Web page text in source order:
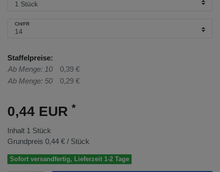
CH/FR
Staffelpreise:
Ab Menge: 10
0,39 €
Ab Menge: 50
0,29 €
0,44 EUR *
Inhalt 1 Stück
Grundpreis 0,44 € / Stück
Sofort versandfertig, Lieferzeit 1-2 Tage